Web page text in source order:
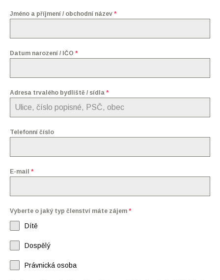
Jméno a příjmení / obchodní název *
Datum narození / IČO *
Adresa trvalého bydliště / sídla *
Telefonní číslo
E-mail *
Vyberte o jaký typ členství máte zájem *
Dítě
Dospělý
Právnická osoba